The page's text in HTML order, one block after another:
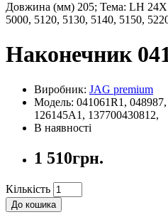
Довжина (мм) 205; Тема: LH
5000, 5120, 5130, 5140, 5150,
Наконечник
Виробник: JAG premium
Модель: 041061R1,
126145A1, 137700430812,
В наявності
1 510грн.
Кількість
До кошика